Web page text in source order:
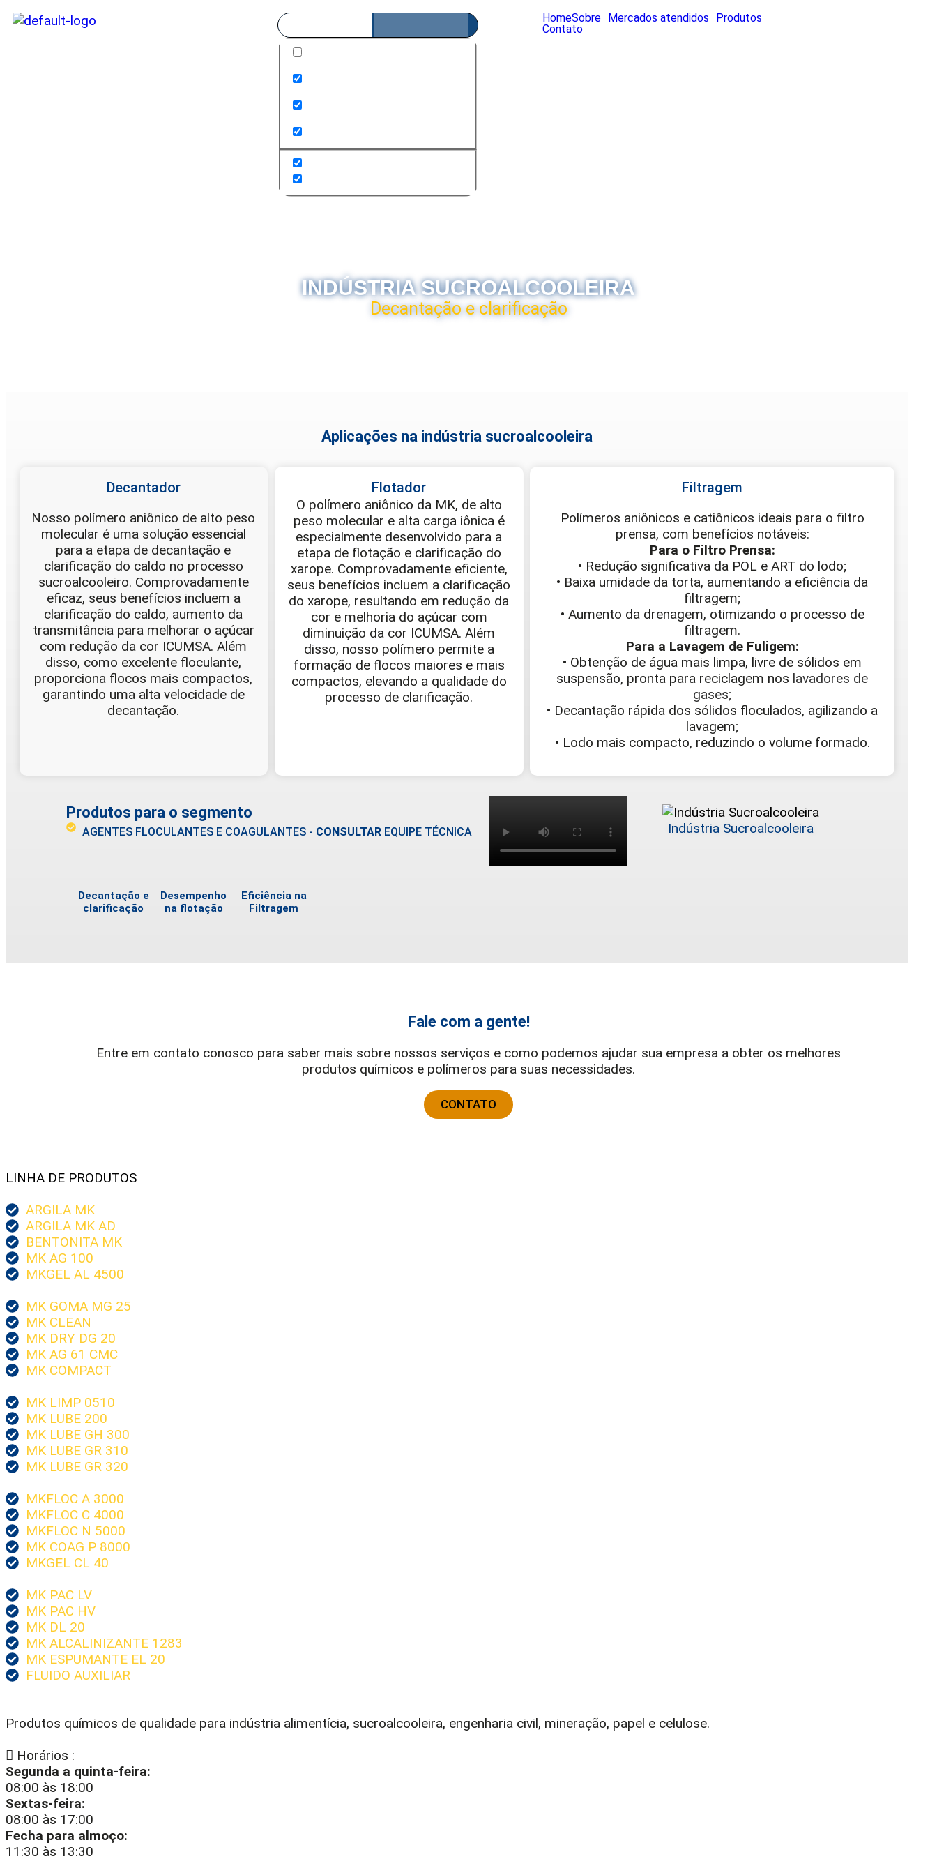
HomeSobre Mercados atendidos
Produtos
Contato
INDÚSTRIA SUCROALCOOLEIRA
Decantação e clarificação
Aplicações na indústria sucroalcooleira
Decantador
Nosso polímero aniônico de alto peso
molecular é uma solução essencial
para a etapa de decantação e
clarificação do caldo no processo
sucroalcooleiro. Comprovadamente
eficaz, seus benefícios incluem a
clarificação do caldo, aumento da
transmitância para melhorar o açúcar
com redução da cor ICUMSA. Além
disso, como excelente floculante,
proporciona flocos mais compactos,
garantindo uma alta velocidade de
decantação.
Flotador
O polímero aniônico da MK, de alto
peso molecular e alta carga iônica é
especialmente desenvolvido para a
etapa de flotação e clarificação do
xarope. Comprovadamente eficiente,
seus benefícios incluem a clarificação
do xarope, resultando em redução da
cor e melhoria do açúcar com
diminuição da cor ICUMSA. Além
disso, nosso polímero permite a
formação de flocos maiores e mais
compactos, elevando a qualidade do
processo de clarificação.
Filtragem
Polímeros aniônicos e catiônicos ideais para o filtro
prensa, com benefícios notáveis:
Para o Filtro Prensa:
• Redução significativa da POL e ART do lodo;
• Baixa umidade da torta, aumentando a eficiência da
filtragem;
• Aumento da drenagem, otimizando o processo de
filtragem.
Para a Lavagem de Fuligem:
• Obtenção de água mais limpa, livre de sólidos em
suspensão, pronta para reciclagem nos lavadores de
gases;
• Decantação rápida dos sólidos floculados, agilizando a
lavagem;
• Lodo mais compacto, reduzindo o volume formado.
Produtos para o segmento
AGENTES FLOCULANTES E COAGULANTES - CONSULTAREQUIPE TÉCNICA
Decantação e
clarificação
Desempenho
na flotação
Eficiência na
Filtragem
Indústria Sucroalcooleira
Fale com a gente!
Entre em contato conosco para saber mais sobre nossos serviços e como podemos ajudar sua empresa a obter os melhores
produtos químicos e polímeros para suas necessidades.
CONTATO
LINHA DE PRODUTOS
ARGILA MK
ARGILA MK AD
BENTONITA MK
MK AG 100
MKGEL AL 4500
MK GOMA MG 25
MK CLEAN
MK DRY DG 20
MK AG 61 CMC
MK COMPACT
MK LIMP 0510
MK LUBE 200
MK LUBE GH 300
MK LUBE GR 310
MK LUBE GR 320
MKFLOC A 3000
MKFLOC C 4000
MKFLOC N 5000
MK COAG P 8000
MKGEL CL 40
MK PAC LV
MK PAC HV
MK DL 20
MK ALCALINIZANTE 1283
MK ESPUMANTE EL 20
FLUIDO AUXILIAR
Produtos químicos de qualidade para indústria alimentícia, sucroalcooleira, engenharia civil, mineração, papel e celulose.
Horários :
Segunda a quinta-feira:
08:00 às 18:00
Sextas-feira:
08:00 às 17:00
Fecha para almoço:
11:30 às 13:30